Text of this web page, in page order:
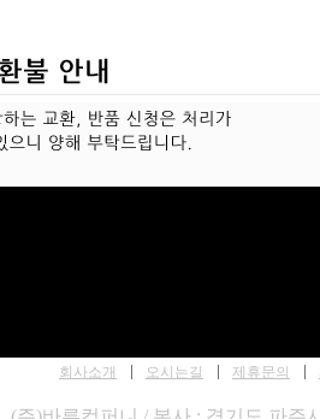
회사소개 오시는길 제휴문의